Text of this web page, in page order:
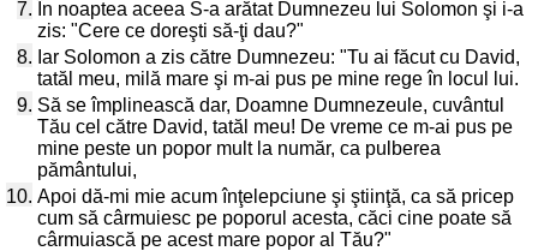
7. În noaptea aceea S-a arătat Dumnezeu lui Solomon şi i-a
zis: "Cere ce doreşti să-ţi dau?"
8. Iar Solomon a zis către Dumnezeu: "Tu ai făcut cu David,
tatăl meu, milă mare şi m-ai pus pe mine rege în locul lui.
9. Să se împlinească dar, Doamne Dumnezeule, cuvântul
Tău cel către David, tatăl meu! De vreme ce m-ai pus pe
mine peste un popor mult la număr, ca pulberea
pământului,
10. Apoi dă-mi mie acum înţelepciune şi ştiinţă, ca să pricep
cum să cârmuiesc pe poporul acesta, căci cine poate să
cârmuiască pe acest mare popor al Tău?"